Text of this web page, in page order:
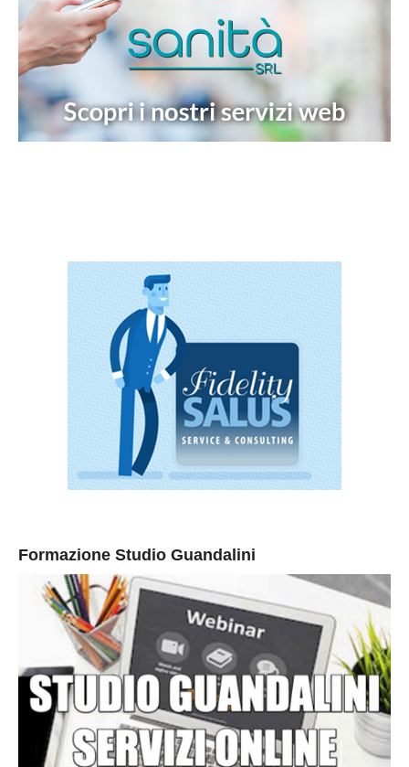
Formazione Studio Guandalini